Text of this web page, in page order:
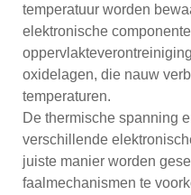
temperatuur worden
elektronische
oxidelagen, die nauw
temperaturen.
De thermische spanning
verschillende
juiste manier worden
faalmechanismen te